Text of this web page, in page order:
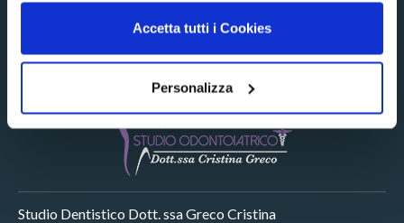
Accetta tutti i Cookies
Personalizza
CONTATTI
Studio Dentistico Dott. ssa Greco Cristina